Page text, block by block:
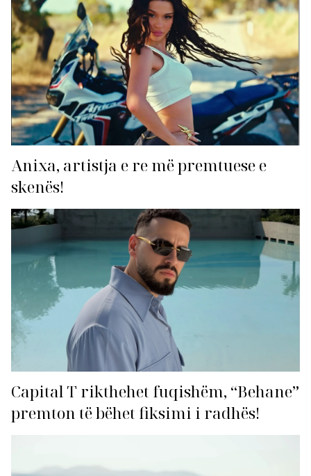
Anixa, artistja e re më premtuese e
skenës!
Capital T rikthehet fuqishëm, “Behane”
premton të bëhet fiksimi i radhës!